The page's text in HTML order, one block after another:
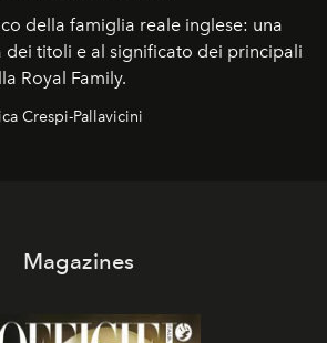
della famiglia reale inglese: una
dei titoli e al significato dei principali
Royal Family.
Crespi-Pallavicini
Magazines